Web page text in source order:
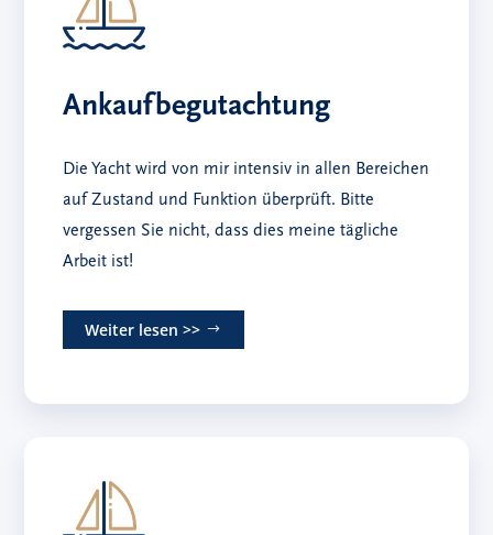
Ankaufbegutachtung
Die Yacht wird von mir intensiv in allen Bereichen
auf Zustand und Funktion überprüft. Bitte
vergessen Sie nicht, dass dies meine tägliche
Arbeit ist!
Weiter lesen >>